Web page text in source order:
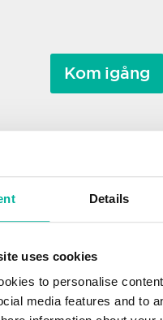
Details
uses cookies
to personalise
media features and to
Kom igång
Varför flytta
Domäner?